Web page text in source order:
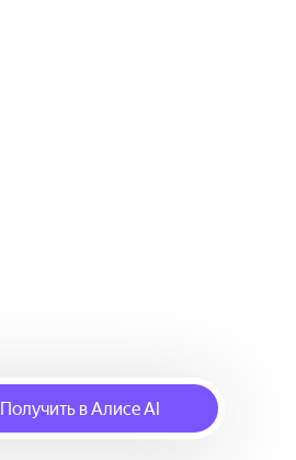
Получить в Алисе AI